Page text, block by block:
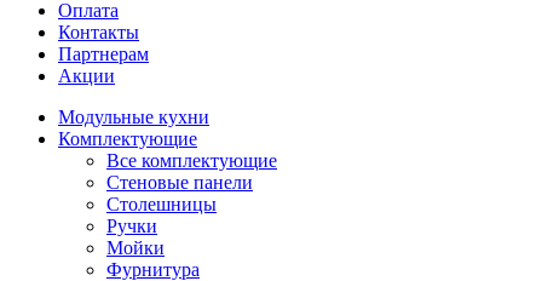
Оплата
Контакты
Партнерам
Акции
Модульные кухни
Комплектующие
Все комплектующие
Стеновые панели
Столешницы
Ручки
Мойки
Фурнитура